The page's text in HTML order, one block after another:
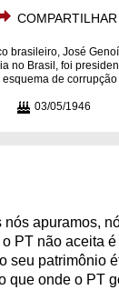
COMPARTILHAR
brasileiro, José
no Brasil, foi
de
03/05/1946
nós apuramos,
PT não aceita
seu patrimônio
que onde o PT